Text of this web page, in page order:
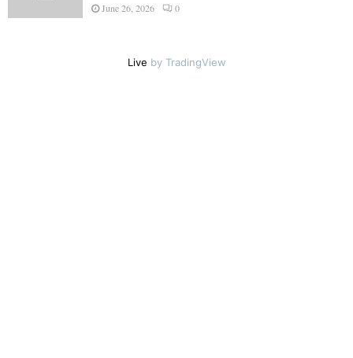
June 26, 2026 0
Live by TradingView